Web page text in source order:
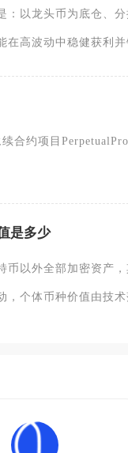
：以龙头币为底仓、
在高波动中稳健获利并
合约项目
是多少
币以外全部加密资产
，个体币种价值由技术